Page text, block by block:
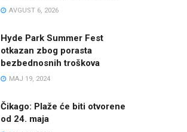
AVGUST 6, 2026
Hyde Park Summer Fest
otkazan zbog porasta
bezbednosnih troškova
MAJ 19, 2024
Čikago: Plaže će biti otvorene
od 24. maja